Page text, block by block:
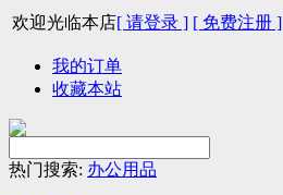
欢迎光临本店[ 请登录 ] [ 免费注册 ]
我的订单
收藏本站
热门搜索: 办公用品